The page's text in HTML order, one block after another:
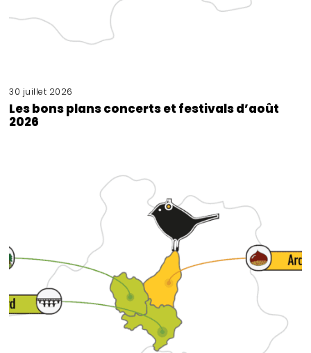
30 juillet 2026
Les bons plans concerts et festivals d’août
2026